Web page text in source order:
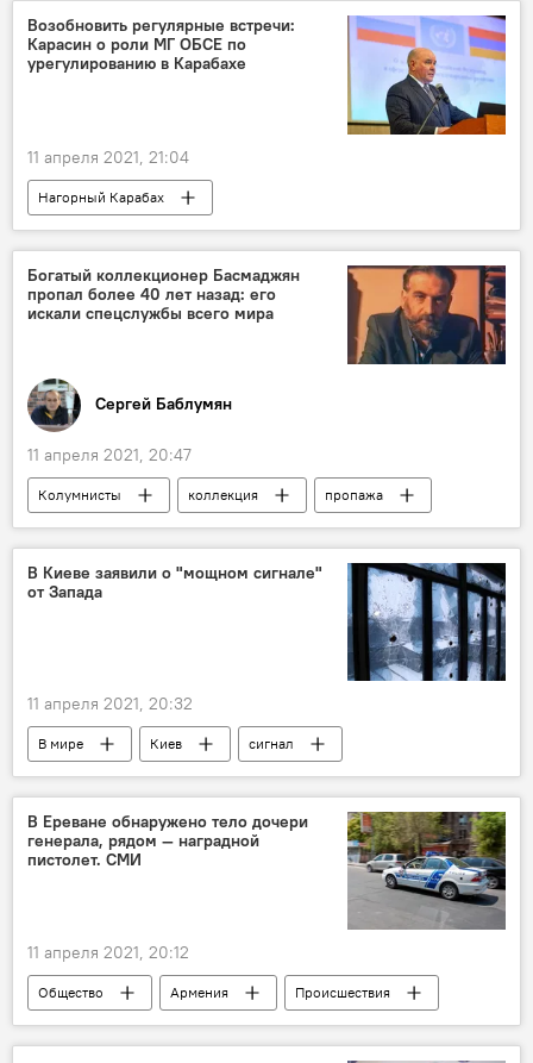
Новости Армения
Возобновить регулярные встречи:
Карасин о роли МГ ОБСЕ по
урегулированию в Карабахе
11 апреля 2021, 21:04
Нагорный Карабах
Урегулирование карабахского конфликта
Новости Армения
Богатый коллекционер Басмаджян
пропал более 40 лет назад: его
искали спецслужбы всего мира
Сергей Баблумян
11 апреля 2021, 20:47
Колумнисты коллекция
пропажа
спецслужбы
живопись
В Киеве заявили о "мощном сигнале"
от Запада
11 апреля 2021, 20:32
В мире Киев
сигнал
Запад
В Ереване обнаружено тело дочери
генерала, рядом — наградной
пистолет. СМИ
11 апреля 2021, 20:12
Общество Армения
Происшествия
Ереван